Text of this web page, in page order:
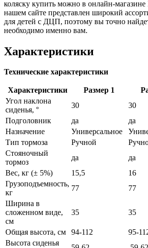
коляску купить можно в онлайн-
нашем сайте представлен широкий
для детей с ДЦП, поэтому вы точно
необходимо именно вам.
Характеристики
Технические характеристики
Характеристики Размер 1
Угол наклона
сиденья, °
30 30
Подголовник
да да
Назначение
Универсальное
Тип тормоза
Ручной
Стояночный
тормоз
да да
Вес, кг (± 5%)
15,5 16
Грузоподъемность,
кг
77 77
Ширина в
сложенном виде,
см
35 35
Общая высота, см 94-112 95-
Высота сиденья